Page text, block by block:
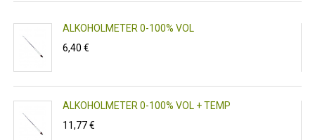
ALKOHOLMETER 0-100% VOL
6,40 €
ALKOHOLMETER 0-100% VOL + TEMP
11,77 €